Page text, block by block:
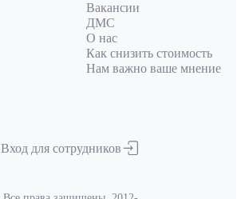
Вакансии
ДМС
О нас
Как снизить стоимость
Нам важно ваше мнение
Вход для сотрудников